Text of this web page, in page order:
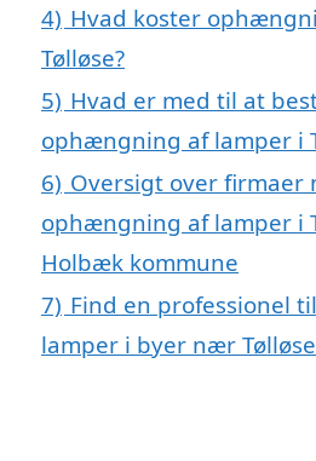
4) Hvad koster
Tølløse?
5) Hvad er med til at
ophængning af lamper i
6) Oversigt over firmaer
ophængning af lamper i
Holbæk kommune
7) Find en professionel
lamper i byer nær Tølløse